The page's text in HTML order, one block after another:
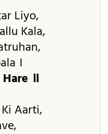
Liyo,
Kala,
।
॥
Aarti,